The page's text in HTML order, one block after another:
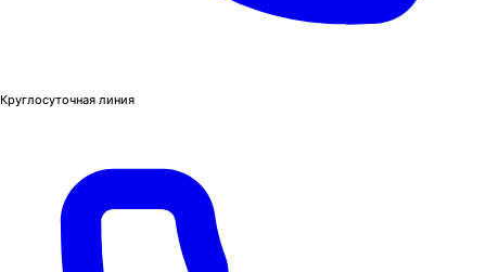
Круглосуточная линия